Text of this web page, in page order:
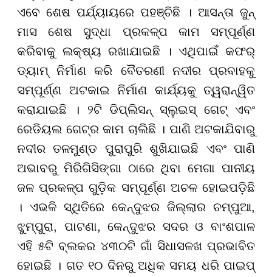
ଏବେ ଶେଷ ପର୍ଯ୍ୟାୟରେ ପହଞ୍ଚିଛି । ଆସନ୍ତା ଜୁନ୍
ମାସ ଶେଷ ସୁଦ୍ଧା ପ୍ରକଳ୍ପ କାମ ସମ୍ପୂର୍ଣ୍ଣ
କରିବାକୁ ଲକ୍ଷ୍ୟ ରଖାଯାଇଛି । ଏଥିପାଇଁ କଫର୍
ଡ୍ୟାମ୍ ନିର୍ମାଣ କରି ବୈତରଣୀ ନଦୀର ପ୍ରବାହକୁ
ସମ୍ପୂର୍ଣ୍ଣ ଅଟକାଇ ନିର୍ମାଣ କାର୍ଯ୍ୟକୁ ତ୍ୱରାନ୍ୱିତ
କରାଯାଇଛି । ୨ଟି ଡିପ୍ଲିସନ୍ ସ୍ଲୁଇସ୍ ଗେଟ୍ ଏବଂ
ରେଡିୟଲ ଗେଟ୍ର କାମ ଚାଲିଛି । ପାଣି ଅଟକାଯିବାରୁ
ନଦୀର ତଳମୁଣ୍ଡ ପୁରାପୁରି ଶୁଖିଯାଇଛି ଏବଂ ପାଣି
ଅଭାବରୁ ମିରିଗିସିଙ୍ଗା ଠାରେ ଥିବା ମେଗା ପାନୀୟ
ଜଳ ପ୍ରକଳ୍ପ ଗୁଡ଼ିକ ସମ୍ପୂର୍ଣ୍ଣ ଅଚଳ ହୋଇପଡ଼ିଛି
। ଏଭଳି ସ୍ଥିତିରେ କେନ୍ଦୁଝର ଜିଲ୍ଲାର ଚମ୍ପୁଆ,
ଝୁମ୍ପୁରା, ପାଟଣା, କେନ୍ଦୁଝର ସଦର ଓ ବାଂଶପାଳ
ଏହି ୫ଟି ବ୍ଲକର ୪୩୦ଟି ଗାଁ ସିଧାସଳଖ ପ୍ରଭାବିତ
ହୋଇଛି । ଗତ ୧୦ ଦିନରୁ ଅଧିକ ସମୟ ଧରି ପାଇପ୍